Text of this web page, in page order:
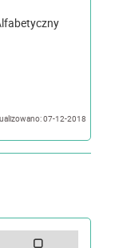
Ostatnio aktualizowano: 07-12-2018